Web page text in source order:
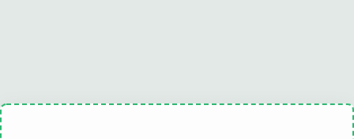
tulipbet güncel